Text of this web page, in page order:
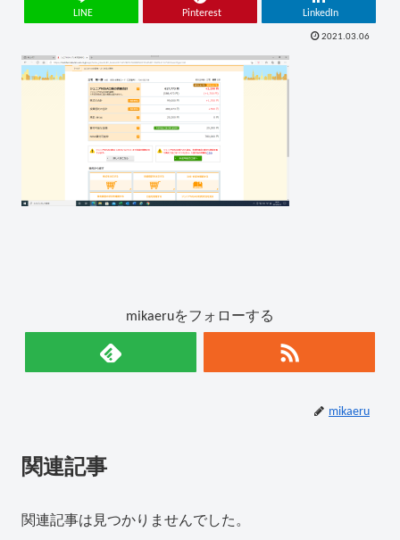
LINE Pinterest LinkedIn
2021.03.06
mikaeruをフォローする
mikaeru
関連記事
関連記事は見つかりませんでした。